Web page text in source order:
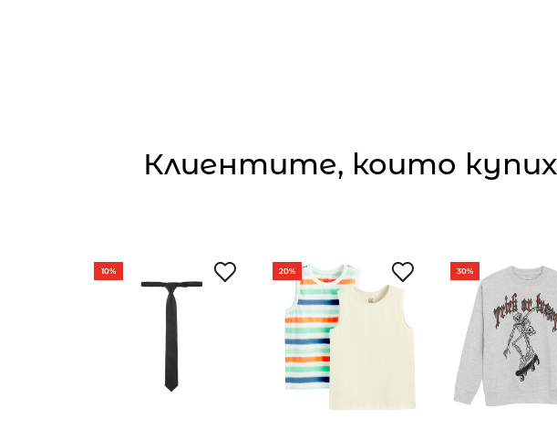
Клиентите, които
10% 20% 30%